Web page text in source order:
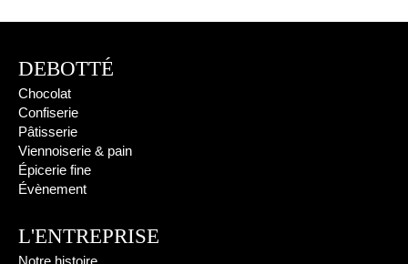
DEBOTTÉ
Chocolat
Confiserie
Pâtisserie
Viennoiserie & pain
Épicerie fine
Évènement
L'ENTREPRISE